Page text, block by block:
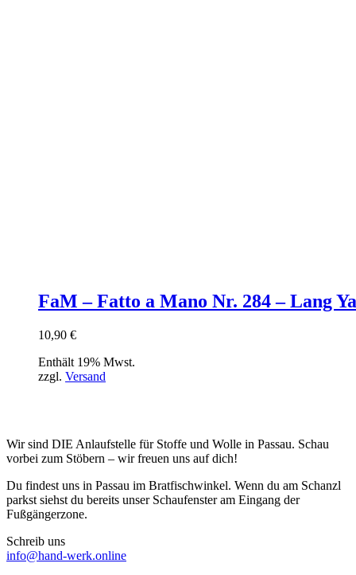
FaM – Fatto a Mano Nr. 284 – Lang
10,90 €
Enthält 19% Mwst.
zzgl. Versand
Wir sind DIE Anlaufstelle für Stoffe und Wolle in Passau. Schau
vorbei zum Stöbern – wir freuen uns auf dich!
Du findest uns in Passau im Bratfischwinkel. Wenn du am Schanzl
parkst siehst du bereits unser Schaufenster am Eingang der
Fußgängerzone.
Schreib uns
info@hand-werk.online